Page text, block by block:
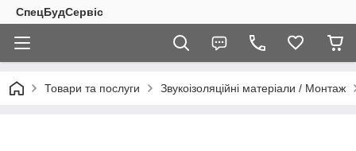
СпецБудСервіс
Товари та послуги Звукоізоляційні матеріали / Монтаж